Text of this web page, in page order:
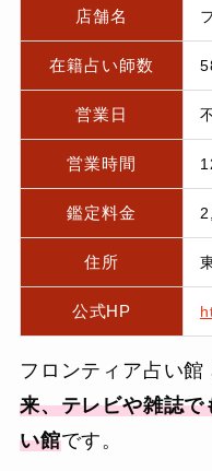
店舗名
在籍占い師数
営業日
営業時間
鑑定料金
住所
公式HP
フロンティア占い館
来、テレビや雑誌
い館です。